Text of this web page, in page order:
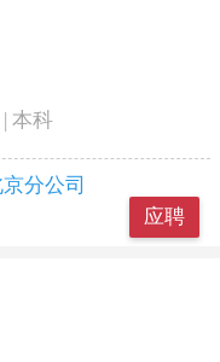
应聘
本科
分公司